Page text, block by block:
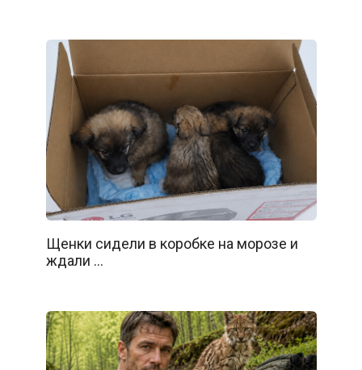
Щенки сидели в коробке на морозе и
ждали …